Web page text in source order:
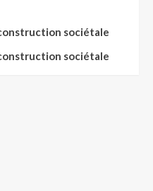
sociétale
sociétale